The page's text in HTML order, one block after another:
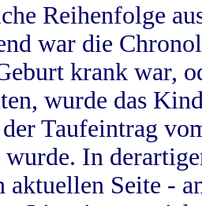
Reihenfolge
war die
krank war,
wurde das
der Taufeintrag
In
aktuellen Seite -